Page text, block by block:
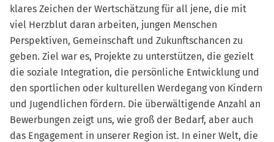
klares Zeichen der Wertschätzung für all jene, die mit
viel Herzblut daran arbeiten, jungen Menschen
Perspektiven, Gemeinschaft und Zukunftschancen zu
geben. Ziel war es, Projekte zu unterstützen, die gezielt
die soziale Integration, die persönliche Entwicklung und
den sportlichen oder kulturellen Werdegang von Kindern
und Jugendlichen fördern. Die überwältigende Anzahl an
Bewerbungen zeigt uns, wie groß der Bedarf, aber auch
das Engagement in unserer Region ist. In einer Welt, die